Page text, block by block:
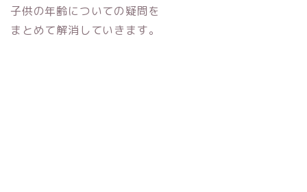
子供の年齢についての疑問を
まとめて解消していきます。